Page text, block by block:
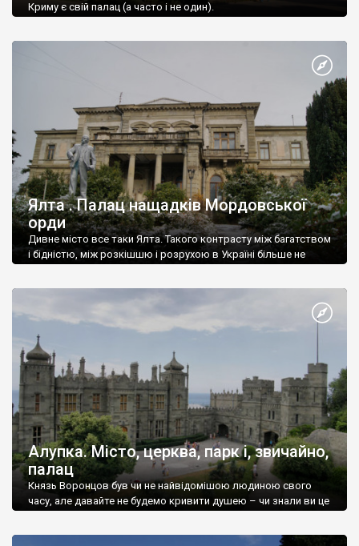
Криму є свій палац (а часто і не один).
Ялта . Палац нащадків Мордовської
орди
Дивне місто все таки Ялта. Такого контрасту між багатством
і бідністю, між розкішшю і розрухою в Україні більше не
Алупка. Місто, церква, парк і, звичайно,
палац
Князь Воронцов був чи не найвідомішою людиною свого
часу, але давайте не будемо кривити душею – чи знали ви це